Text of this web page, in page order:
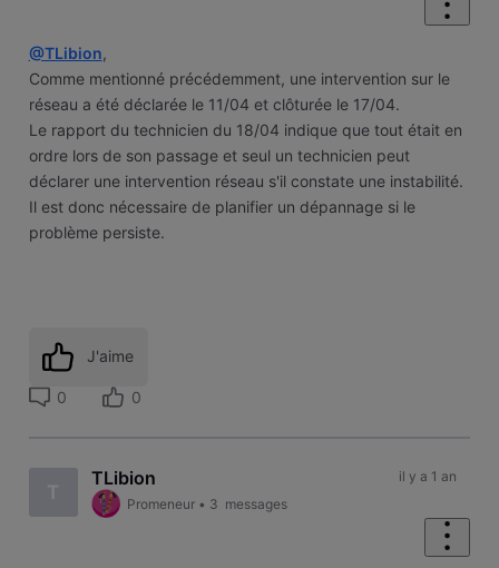
@TLibion,
Comme mentionné précédemment, une intervention sur le
réseau a été déclarée le 11/04 et clôturée le 17/04.
Le rapport du technicien du 18/04 indique que tout était en
ordre lors de son passage et seul un technicien peut
déclarer une intervention réseau s'il constate une instabilité.
Il est donc nécessaire de planifier un dépannage si le
problème persiste.
J'aime
0 0
T
TLibion
Promeneur • 3 messages
il y a 1 an